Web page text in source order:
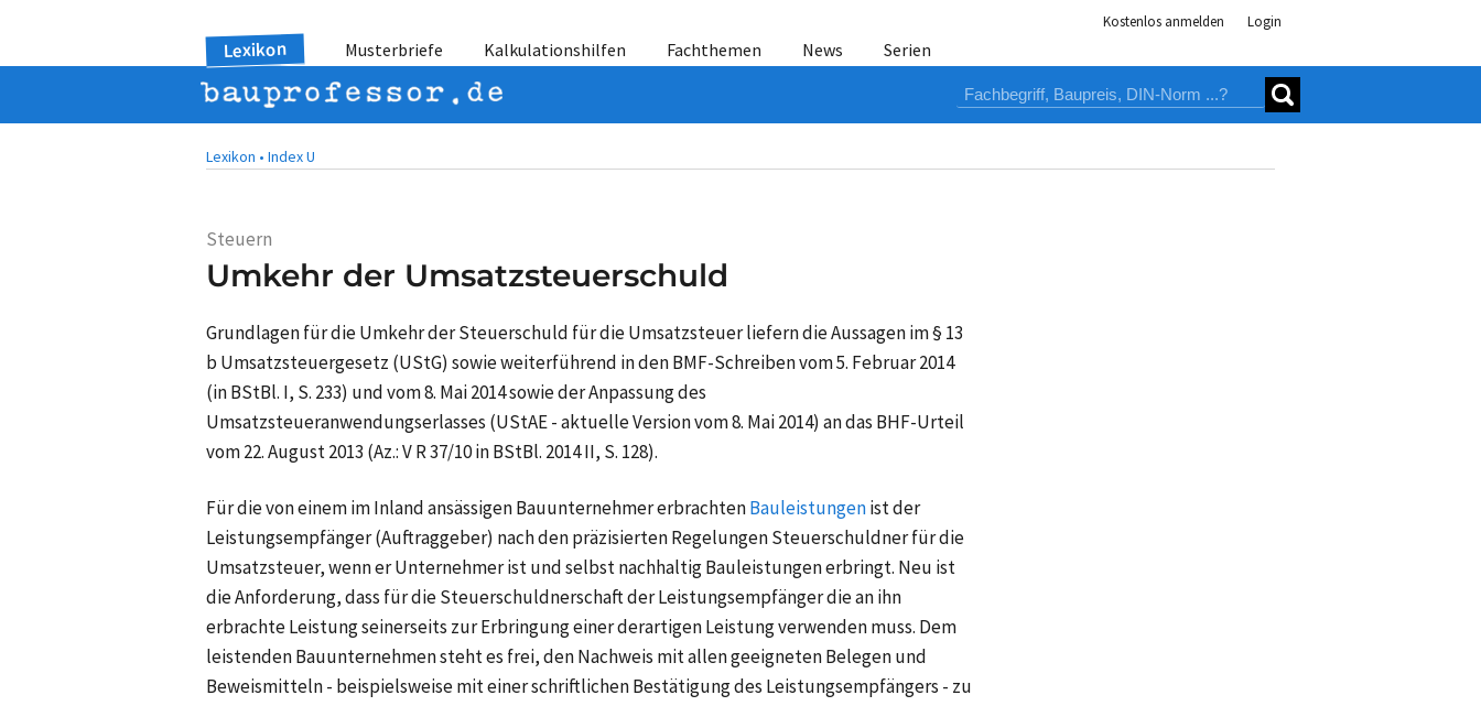
Kostenlos anmelden Login
Lexikon Musterbriefe Kalkulationshilfen Fachthemen News Serien
Lexikon • Index U
Steuern
Umkehr der Umsatzsteuerschuld
Grundlagen für die Umkehr der Steuerschuld für dieUmsatzsteuerliefern die Aussagen im § 13
b Umsatzsteuergesetz (UStG) sowie weiterführend in den BMF-Schreiben vom 5. Februar 2014
(in BStBl. I, S. 233) und vom 8. Mai 2014 sowie der Anpassung des
Umsatzsteueranwendungserlasses (UStAE - aktuelle Version vom 8. Mai 2014) an das BHF-Urteil
vom 22. August 2013 (Az.: V R 37/10 in BStBl. 2014 II, S. 128).
Für die von einem im Inland ansässigen Bauunternehmer erbrachtenBauleistungenist der
Leistungsempfänger (Auftraggeber) nach den präzisierten Regelungen Steuerschuldner für die
Umsatzsteuer, wenn er Unternehmer ist und selbst nachhaltig Bauleistungen erbringt. Neu ist
die Anforderung, dass für die Steuerschuldnerschaft der Leistungsempfänger die an ihn
erbrachte Leistung seinerseits zur Erbringung einer derartigen Leistung verwenden muss. Dem
leistenden Bauunternehmen steht es frei, den Nachweis mit allen geeigneten Belegen und
Beweismitteln - beispielsweise mit einer schriftlichen Bestätigung des Leistungsempfängers - zu